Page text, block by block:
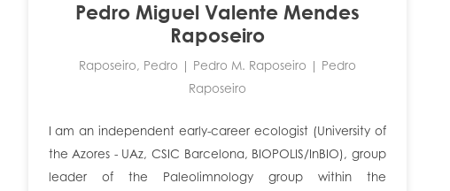
Pedro Miguel Valente Mendes
Raposeiro
Raposeiro, Pedro | Pedro M. Raposeiro | Pedro
Raposeiro
I am an independent early-career ecologist (University of
the Azores - UAz, CSIC Barcelona, BIOPOLIS/InBIO), group
leader of the Paleolimnology group within the